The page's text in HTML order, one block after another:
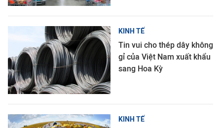
KINH TẾ
Tin vui cho thép dây không
gỉ của Việt Nam xuất khẩu
sang Hoa Kỳ
KINH TẾ